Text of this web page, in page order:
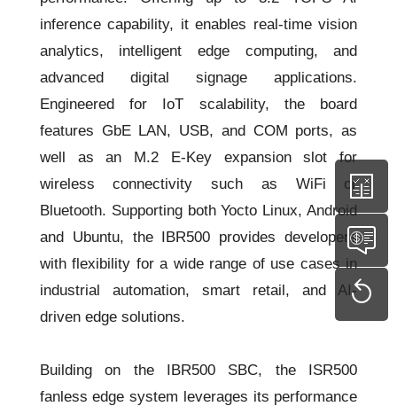
inference capability, it enables real-time vision
analytics, intelligent edge computing, and
advanced digital signage applications.
Engineered for IoT scalability, the board
features GbE LAN, USB, and COM ports, as
well as an M.2 E-Key expansion slot for
wireless connectivity such as WiFi or
Bluetooth. Supporting both Yocto Linux, Android
and Ubuntu, the IBR500 provides developers
with flexibility for a wide range of use cases in
industrial automation, smart retail, and AI-
driven edge solutions.
Building on the IBR500 SBC, the ISR500
fanless edge system leverages its performance